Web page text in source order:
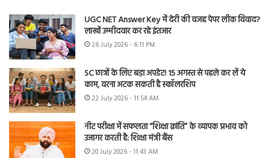
UGC NET Answer Key में देरी की वजह पेपर लीक विवाद?
लाखों उम्मीदवार कर रहे इंतजार
26 July 2026 - 6:11 PM
SC छात्रों के लिए बड़ा अपडेट! 15 अगस्त से पहले कर लें ये
काम, वरना अटक सकती है स्कॉलरशिप
22 July 2026 - 11:54 AM
नीट परीक्षा में सफलता “शिक्षा क्रांति” के व्यापक प्रभाव को
उजागर करती है: शिक्षा मंत्री बैंस
20 July 2026 - 11:43 AM